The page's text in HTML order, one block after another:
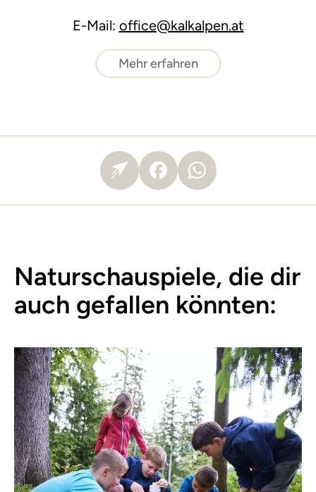
E-Mail: office@kalkalpen.at
Mehr erfahren
Naturschauspiele, die dir
auch gefallen könnten: